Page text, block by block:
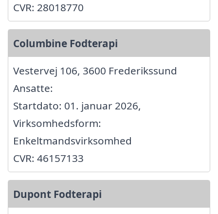
CVR: 28018770
Columbine Fodterapi
Vestervej 106, 3600 Frederikssund
Ansatte:
Startdato: 01. januar 2026,
Virksomhedsform:
Enkeltmandsvirksomhed
CVR: 46157133
Dupont Fodterapi